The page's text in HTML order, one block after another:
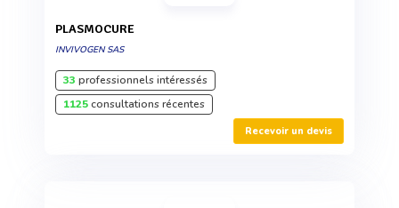
PLASMOCURE
INVIVOGEN SAS
33 professionnels intéressés
1125consultations récentes
Recevoir un devis